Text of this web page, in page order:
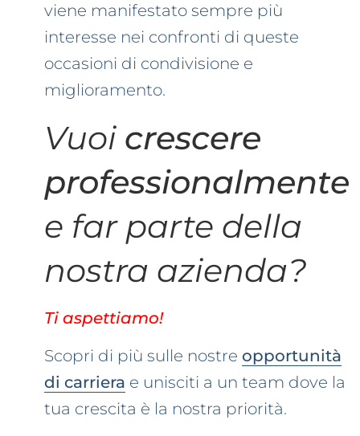
viene manifestato sempre più
interesse nei confronti di queste
occasioni di condivisione e
miglioramento.
Vuoi crescere
professionalmente
e far parte della
nostra azienda?
Ti aspettiamo!
Scopri di più sulle nostre opportunità
di carriera e unisciti a un team dove la
tua crescita è la nostra priorità.